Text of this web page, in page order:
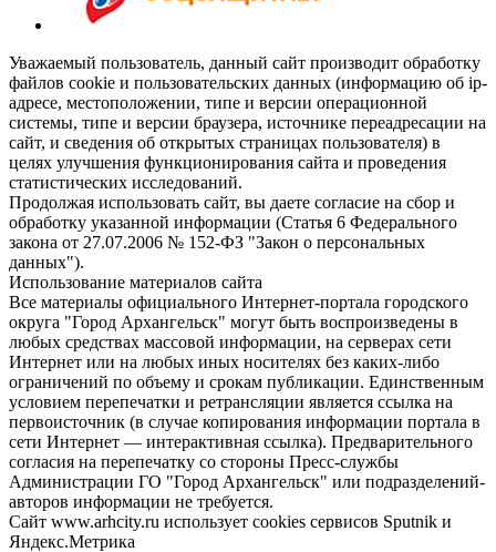
Уважаемый пользователь, данный сайт производит обработку
файлов cookie и пользовательских данных (информацию об ip-
адресе, местоположении, типе и версии операционной
системы, типе и версии браузера, источнике переадресации на
сайт, и сведения об открытых страницах пользователя) в
целях улучшения функционирования сайта и проведения
статистических исследований.
Продолжая использовать сайт, вы даете согласие на сбор и
обработку указанной информации (Статья 6 Федерального
закона от 27.07.2006 № 152-ФЗ "Закон о персональных
данных").
Использование материалов сайта
Все материалы официального Интернет-портала городского
округа "Город Архангельск" могут быть воспроизведены в
любых средствах массовой информации, на серверах сети
Интернет или на любых иных носителях без каких-либо
ограничений по объему и срокам публикации. Единственным
условием перепечатки и ретрансляции является ссылка на
первоисточник (в случае копирования информации портала в
сети Интернет — интерактивная ссылка). Предварительного
согласия на перепечатку со стороны Пресс-службы
Администрации ГО "Город Архангельск" или подразделений-
авторов информации не требуется.
Сайт www.arhcity.ru использует cookies сервисов Sputnik и
Яндекс.Метрика